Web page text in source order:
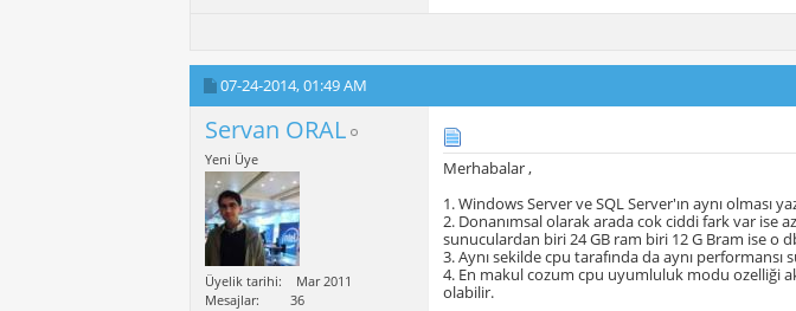
07-24-2014,01:49 AM
Servan ORAL
Yeni Üye
Üyelik tarihi
Mar 2011
Mesajlar
36
Merhabalar ,
1. Windows Server ve SQL Server'ın aynı olması
2. Donanımsal olarak arada cok ciddi fark var ise
sunuculardan biri 24 GB ram biri 12 G Bram ise o
3. Aynı sekilde cpu tarafında da aynı
4. En makul cozum cpu uyumluluk modu ozelliği
olabilir.